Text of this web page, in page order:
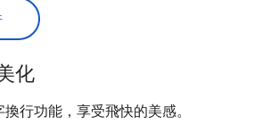
化
行功能，享受飛快的美感。